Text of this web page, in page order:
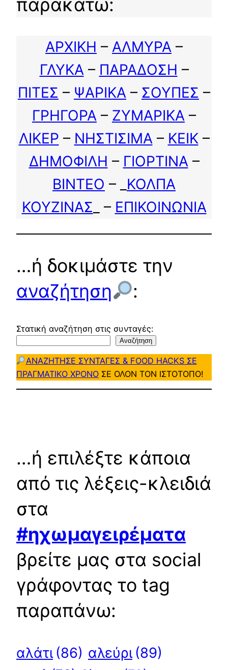
παρακάτω:
ΑΡΧΙΚΗ – ΑΛΜΥΡΑ –
ΓΛΥΚΑ– ΠΑΡΑΔΟΣΗ –
ΠΙΤΕΣ – ΨΑΡΙΚΑ – ΣΟΥΠΕΣ –
ΓΡΗΓΟΡΑ – ΖΥΜΑΡΙΚΑ –
ΛΙΚΕΡ – ΝΗΣΤΙΣΙΜΑ– ΚΕΙΚ–
ΔΗΜΟΦΙΛΗ – ΓΙΟΡΤΙΝΑ–
ΒΙΝΤΕΟ – _ ΚΟΛΠΑ
ΚΟΥΖΙΝΑΣ _ – ΕΠΙΚΟΙΝΩΝΙΑ
…ή δοκιμάστε την
αναζήτηση
:
Στατική αναζήτηση στις συνταγές:
Αναζήτηση
ΑΝΑΖΗΤΗΣΕ ΣΥΝΤΑΓΕΣ & FOOD HACKS ΣΕ
ΠΡΑΓΜΑΤΙΚΟ ΧΡΟΝΟ ΣΕ ΟΛΟΝ ΤΟΝ ΙΣΤΟΤΟΠΟ!
…ή επιλέξτε κάποια
από τις λέξεις-κλειδιά
στα
#ηχωμαγειρέματα
βρείτε μας στα social
γράφοντας το tag
παραπάνω:
αλάτι (86) αλεύρι (89)